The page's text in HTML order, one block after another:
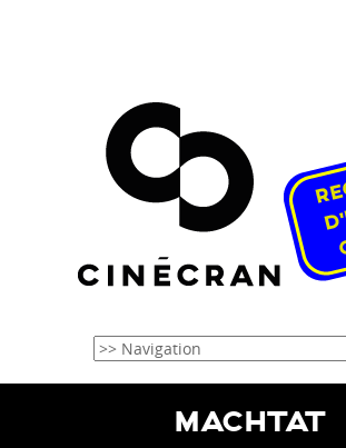
MACHTAT